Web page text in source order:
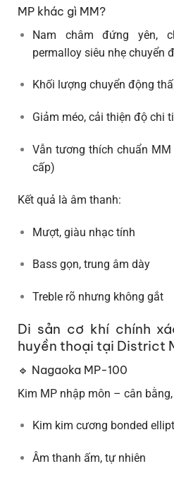
MP khác gì MM?
Nam châmđứng yên,
permalloy siêu nhẹ chuyển
Khối lượng chuyển động
Giảm méo, cải thiện độ chi
Vẫn tương thích chuẩn MM
cấp)
Kết quả là âm thanh:
Mượt, giàu nhạc tính
Bass gọn, trung âm dày
Treble rõ nhưng không gắt
Di sản cơ khí chính
huyền thoại tại District
🔹 Nagaoka MP-100
Kim MP nhập môn – cân
Kim kim cương bonded
Âm thanh ấm, tự nhiên